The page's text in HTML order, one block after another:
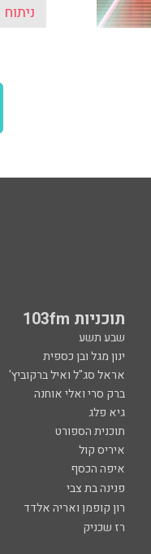
ניתוח
תוכניות 103fm
שבע תשע
ינון מגל ובן כספית
אראל סג"ל ואיל ברקוביץ'
ברק סרי ואלי אוחנה
גיא פלג
תוכנית הספורט
איריס קול
איפה הכסף
פנינה בת צבי
רון קופמן ואריה אלדד
רז שכניק